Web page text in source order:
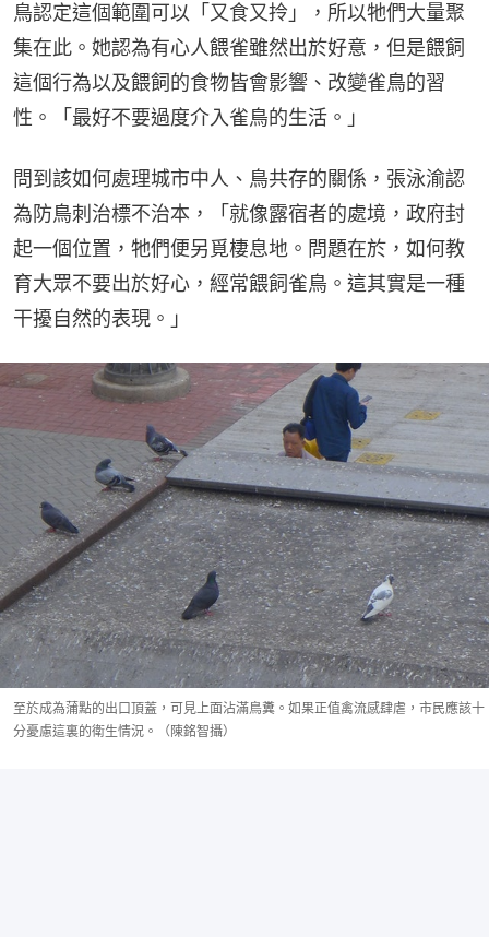
鳥認定這個範圍可以「又食又拎」，所以牠們大量聚
集在此。她認為有心人餵雀雖然出於好意，但是餵飼
這個行為以及餵飼的食物皆會影響、改變雀鳥的習
性。「最好不要過度介入雀鳥的生活。」
問到該如何處理城市中人、鳥共存的關係，張泳渝認
為防鳥刺治標不治本，「就像露宿者的處境，政府封
起一個位置，牠們便另覓棲息地。問題在於，如何教
育大眾不要出於好心，經常餵飼雀鳥。這其實是一種
干擾自然的表現。」
至於成為蒲點的出口頂蓋，可見上面沾滿鳥糞。如果正值禽流感肆虐，市民應該十
分憂慮這裏的衛生情況。（陳銘智攝）